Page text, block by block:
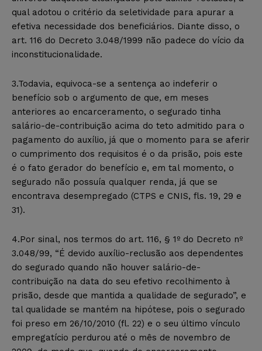
qual adotou o critério da seletividade para apurar a
efetiva necessidade dos beneficiários. Diante disso, o
art. 116 do Decreto 3.048/1999 não padece do vício da
inconstitucionalidade.
3.Todavia, equivoca-se a sentença ao indeferir o
benefício sob o argumento de que, em meses
anteriores ao encarceramento, o segurado tinha
salário-de-contribuição acima do teto admitido para o
pagamento do auxílio, já que o momento para se aferir
o cumprimento dos requisitos é o da prisão, pois este
é o fato gerador do benefício e, em tal momento, o
segurado não possuía qualquer renda, já que se
encontrava desempregado (CTPS e CNIS, fls. 19, 29 e
31).
4.Por sinal, nos termos do art. 116, § 1º do Decreto nº
3.048/99, “É devido auxílio-reclusão aos dependentes
do segurado quando não houver salário-de-
contribuição na data do seu efetivo recolhimento à
prisão, desde que mantida a qualidade de segurado”, e
tal qualidade se mantém na hipótese, pois o segurado
foi preso em 26/10/2010 (fl. 22) e o seu último vínculo
empregatício perdurou até o mês de novembro de